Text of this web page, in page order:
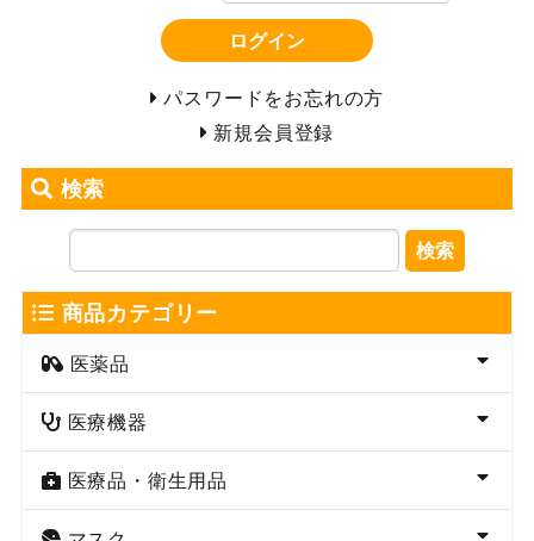
ログイン
パスワードをお忘れの方
新規会員登録
検索
検索
商品カテゴリー
医薬品
医療機器
医療品・衛生用品